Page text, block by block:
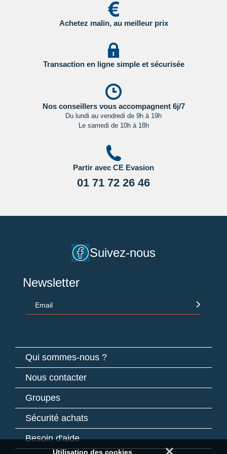
Pour les passagers binationaux ou de nationalité étrangère
il est préférable de vous rapprocher du consulat ou de
l’ambassade du pays de destination et de transit.
Les formalités administratives et sanitaires étant
susceptibles de changer entre votre réservation et votre
départ, nous vous recommandons vivement de consulter
Achetez malin, au meilleur prix
Transaction en ligne simple et sécurisée
Nos conseillers vous accompagnent 6j/7
Du lundi au vendredi de 9h à 19h
Le samedi de 10h à 18h
Partir avec CE Evasion
01 71 72 26 46
Suivez-nous
Newsletter
Email
Qui sommes-nous ?
Nous contacter
Groupes
Sécurité achats
Besoin d'aide
Utilisation des cookies